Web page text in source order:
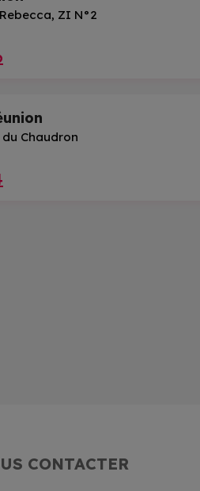
ZI N°2
Chaudron
CONTACTER